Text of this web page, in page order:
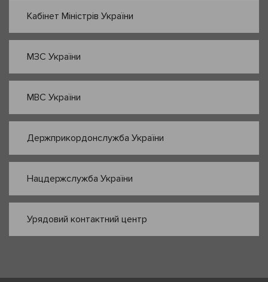
Кабінет Міністрів України
МЗС України
МВС України
Держприкордонслужба України
Нацдержслужба України
Урядовий контактний центр